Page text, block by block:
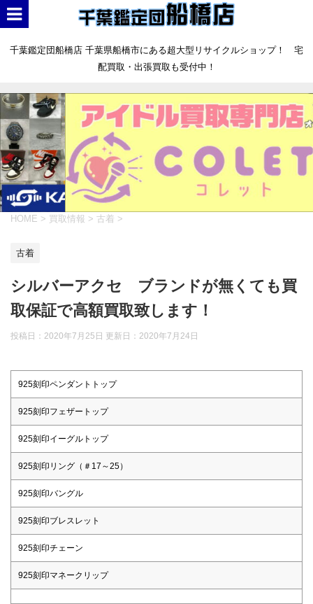
千葉鑑定団船橋店 千葉県船橋市にある超大型リサイクルショップ！ 宅
配買取・出張買取も受付中！
HOME > 買取情報 > 古着 >
古着
シルバーアクセ ブランドが無くても買
取保証で高額買取致します！
投稿日：2020年7月25日 更新日： 2020年7月24日
925刻印ペンダントトップ
925刻印フェザートップ
925刻印イーグルトップ
925刻印リング（＃17～25）
925刻印バングル
925刻印ブレスレット
925刻印チェーン
925刻印マネークリップ